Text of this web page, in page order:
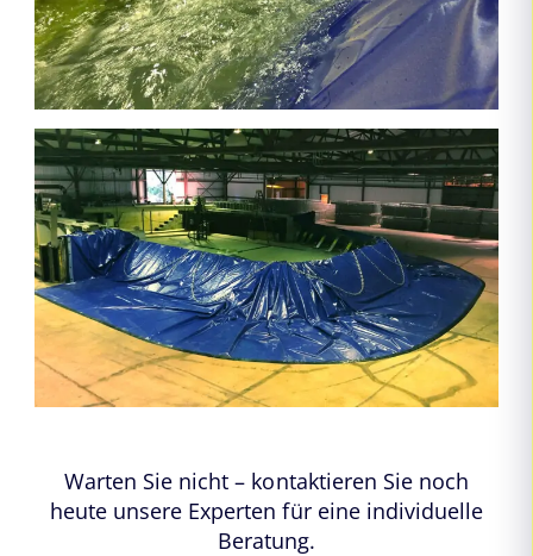
Warten Sie nicht – kontaktieren Sie noch
heute unsere Experten für eine individuelle
Beratung.